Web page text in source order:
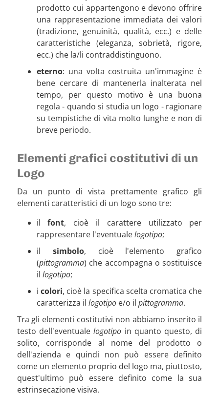
prodotto cui appartengono e devono offrire
una rappresentazione immediata dei valori
(tradizione, genuinità, qualità, ecc.) e delle
caratteristiche (eleganza, sobrietà, rigore,
ecc.) che la/li contraddistinguono.
eterno: una volta costruita un'immagine è
bene cercare di mantenerla inalterata nel
tempo, per questo motivo è una buona
regola - quando si studia un logo - ragionare
su tempistiche di vita molto lunghe e non di
breve periodo.
Elementi grafici costitutivi di un
Logo
Da un punto di vista prettamente grafico gli
elementi caratteristici di un logo sono tre:
ilfont, cioè il carattere utilizzato per
rappresentare l'eventualelogotipo;
il simbolo, cioè l'elemento grafico
(pittogramma) che accompagna o sostituisce
il logotipo;
i colori, cioè la specifica scelta cromatica che
caratterizza il logotipoe/o il pittogramma.
Tra gli elementi costitutivi non abbiamo inserito il
testo dell'eventualelogotipo in quanto questo, di
solito, corrisponde al nome del prodotto o
dell'azienda e quindi non può essere definito
come un elemento proprio del logo ma, piuttosto,
quest'ultimo può essere definito come la sua
estrinsecazione visiva.